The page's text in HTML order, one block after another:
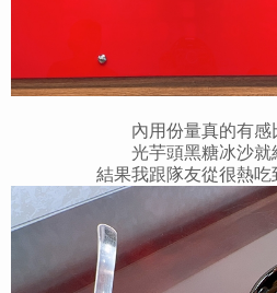
內用份量真的有感
光芋頭黑糖冰沙就
結果我跟隊友從很熱吃